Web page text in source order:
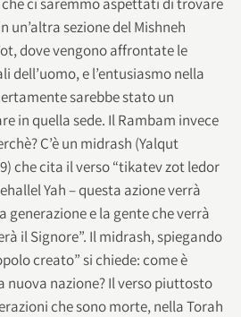
un’altra sezione del Mishneh
dove vengono affrontate le
dell’uomo, e l’entusiasmo nella
sarebbe stato un
in quella sede. Il Rambam invece
C’è un midrash (Yalqut
che cita il verso “tikatev zot ledor
Yah – questa azione verrà
e la gente che verrà
il Signore”. Il midrash, spiegando
creato” si chiede: come è
nuova nazione? Il verso piuttosto
che sono morte, nella Torah